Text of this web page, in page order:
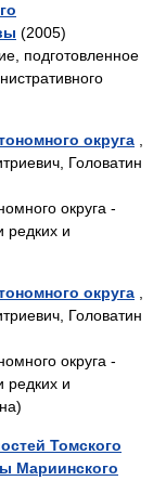
(2005)
подготовленное
округа
Головатин
округа -
редких и
округа
Головатин
округа -
редких и
Томского
Мариинского